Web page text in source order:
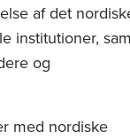
af det
institutioner,
og
med nordiske